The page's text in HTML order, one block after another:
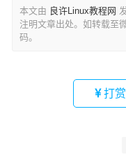
本文由 良许Linux教程网
注明文章出处。如转载至
码。
打赏